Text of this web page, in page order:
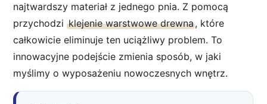
najtwardszy materiał z jednego pnia. Z pomocą
przychodziklejenie warstwowe drewna, które
całkowicie eliminuje ten uciążliwy problem. To
innowacyjne podejście zmienia sposób, w jaki
myślimy o wyposażeniu nowoczesnych wnętrz.